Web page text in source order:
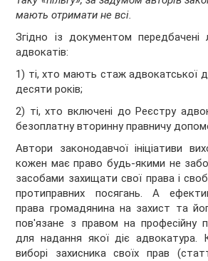
мають отримати не всі.
Згідно із документом передбачені
адвокатів:
1) ті, хто мають стаж адвокатської
десяти років;
2) ті, хто включені до Реєстру
безоплатну вторинну правничу
Автори законодавчої ініціативи
кожен має право будь-якими не
засобами захищати свої права і
протиправних посягань. А
права громадянина на захист та
пов'язане з правом на професійну
для надання якої діє адвокатура.
виборі захисника своїх прав